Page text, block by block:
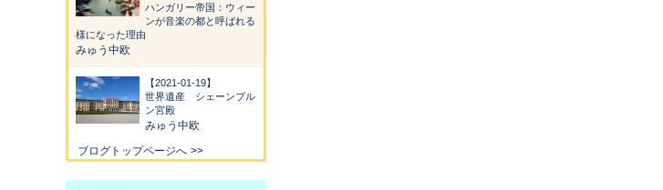
ハンガリー帝国：ウィー
ンが音楽の都と呼ばれる
様になった理由
みゅう中欧
2021-01-19
世界遺産 シェーンブル
ン宮殿
みゅう中欧
ブログトップページへ